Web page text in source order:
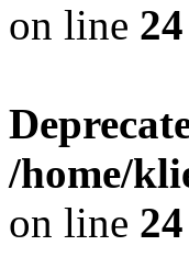
on line 24
/home/
on line 24